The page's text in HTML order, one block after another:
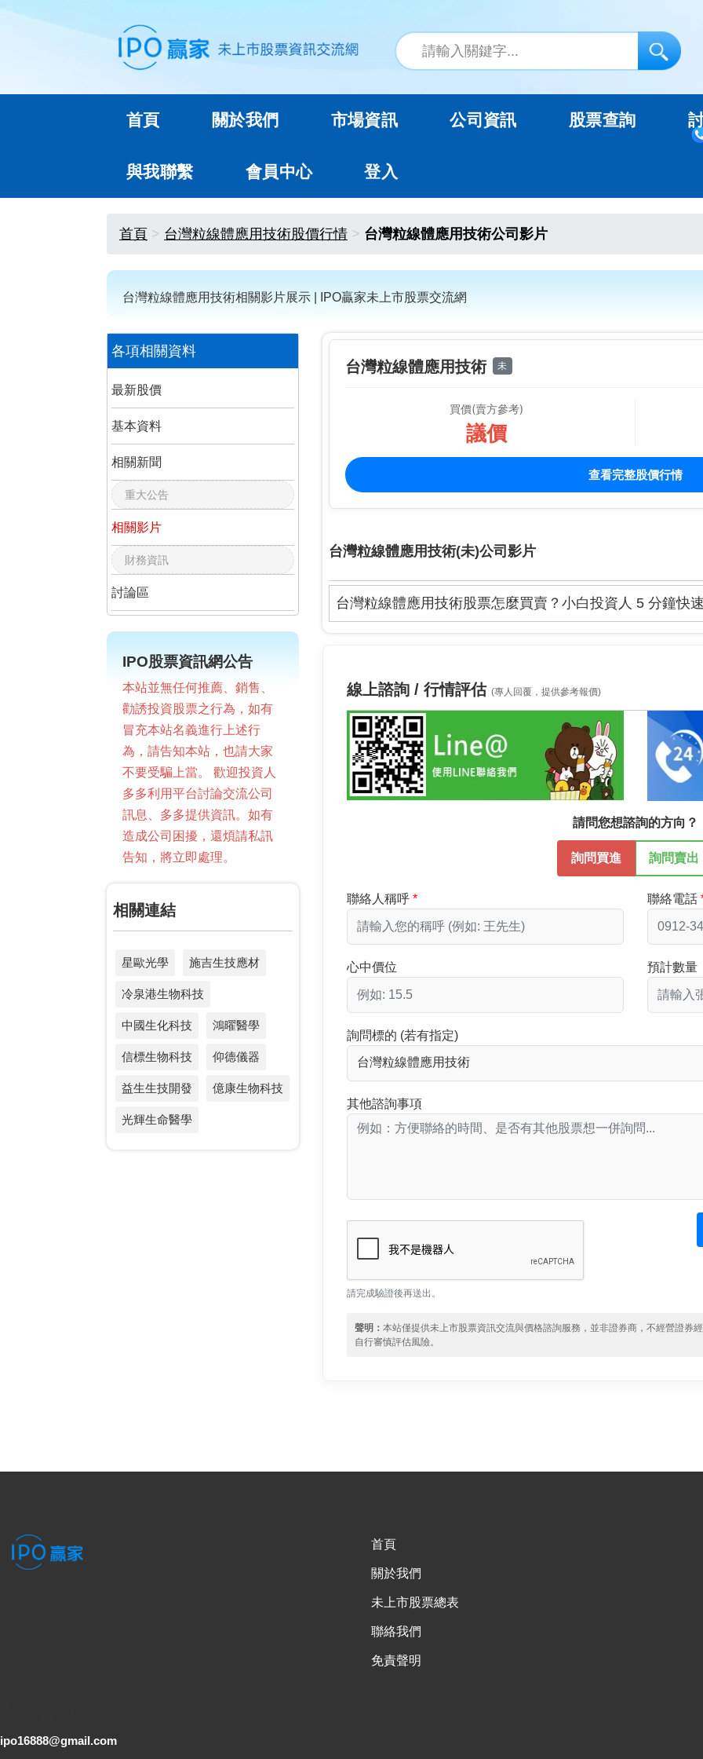
首頁 關於我們 市場資訊 公司資訊 股票查詢
與我聯繫 會員中心 登入
首頁 台灣粒線體應用技術股價行情 台灣粒線體應用技術公司影片
台灣粒線體應用技術相關影片展示 | IPO贏家未上市股票交流網
各項相關資料
最新股價
基本資料
相關新聞
重大公告
相關影片
財務資訊
討論區
IPO股票資訊網公告
本站並無任何推薦、銷售、
勸誘投資股票之行為，如有
冒充本站名義進行上述行
為，請告知本站，也請大家
不要受騙上當。 歡迎投資人
多多利用平台討論交流公司
訊息、多多提供資訊。如有
造成公司困擾，還煩請私訊
告知，將立即處理。
相關連結
星歐光學 施吉生技應材
冷泉港生物科技
中國生化科技 鴻曜醫學
信標生物科技 仰德儀器
益生生技開發 億康生物科技
光輝生命醫學
台灣粒線體應用技術 未
買價(賣方參考)
議價
查看完整股價行情
台灣粒線體應用技術(未)公司影片
台灣粒線體應用技術股票怎麼買賣？小白投資人 5 分鐘快
線上諮詢 / 行情評估(專人回覆，提供參考報價)
請問您想諮詢的方向？
詢問買進 詢問賣出
聯絡人稱呼 聯絡電話
心中價位 預計數量
詢問標的 (若有指定)
其他諮詢事項
請完成驗證後再送出。
聲明：本站僅提供未上市股票資訊交流與價格諮詢服務，並非證券商，不經營證券
自行審慎評估風險。
首頁
關於我們
未上市股票總表
聯絡我們
免責聲明
ipo16888@gmail.com